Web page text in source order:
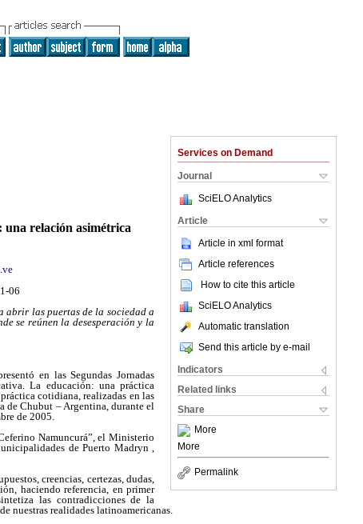
Services on Demand
Journal
SciELO Analytics
Article
Article in xml format
Article references
How to cite this article
SciELO Analytics
Automatic translation
Send this article by e-mail
Indicators
Related links
Share
More
More
Permalink
una relación asimétrica
06
abrir las puertas de la sociedad a
se reúnen la desesperación y la
en las Segundas Jornadas
La educación: una práctica
cotidiana, realizadas en las
de Chubut – Argentina, durante el
de 2005.
Namuncurá”, el Ministerio
de Puerto Madryn ,
creencias, certezas, dudas,
haciendo referencia, en primer
las contradicciones de la
nuestras realidades latinoamericanas.